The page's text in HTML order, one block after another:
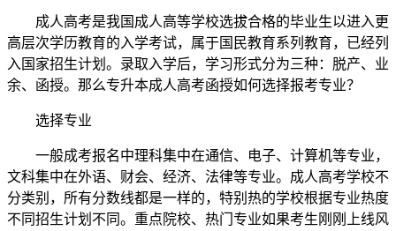
成人高考是我国成人高等学校选拔合格的毕业生以进入更
高层次学历教育的入学考试，属于国民教育系列教育，已经列
入国家招生计划。录取入学后，学习形式分为三种：脱产、业
余、函授。那么专升本成人高考函授如何选择报考专业？
选择专业
一般成考报名中理科集中在通信、电子、计算机等专业，
文科集中在外语、财会、经济、法律等专业。成人高考学校不
分类别，所有分数线都是一样的，特别热的学校根据专业热度
不同招生计划不同。重点院校、热门专业如果考生刚刚上线风